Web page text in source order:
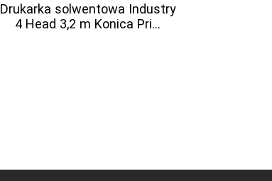
Drukarka solwentowa Industry
4 Head 3,2 m Konica Pri...